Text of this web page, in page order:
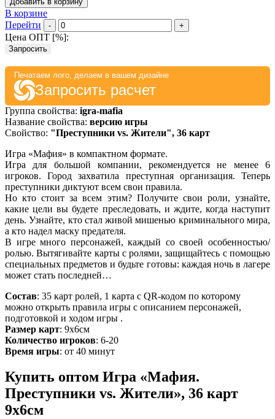
В корзине
Перейти
- +
Цена ОПТ [%]:
Запросить
Печатаем лого, делаем в вашем дизайне
Запросить расчет
Группа свойства: igra-mafia
Название свойства: версию игры
Свойство: "Преступники vs. Жители", 36 карт
Игра «Мафия» в компактном формате.
Игра для большой компании, рекомендуется не менее 6
игроков. Город захватила преступная организация. Теперь
преступники диктуют всем свои правила.
Но кто стоит за всем этим? Получите свои роли, узнайте,
какие цели вы будете преследовать, и ждите, когда наступит
день. Узнайте, кто стал живой мишенью криминального мира,
а кто надел маску предателя.
В игре много персонажей, каждый со своей особенностью/
ролью. Вытягивайте карты с ролями, защищайтесь с помощью
специальных предметов и будьте готовы: каждая ночь в лагере
может стать последней…
Состав: 35 карт ролей, 1 карта с QR-кодом по которому
можно открыть правила игры с описанием персонажей,
подготовкой и ходом игры .
Размер карт: 9х6см
Количество игроков: 6-20
Время игры: от 40 минут
Купить оптом Игра «Мафия.
Преступники vs. Жители», 36 карт
9х6см